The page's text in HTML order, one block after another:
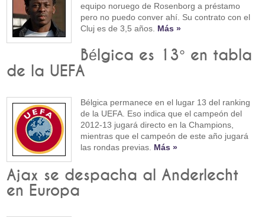
equipo noruego de Rosenborg a préstamo
pero no puedo conver ahí. Su contrato con el
Cluj es de 3,5 años. Más »
Bélgica es 13° en tabla
de la UEFA
Bélgica permanece en el lugar 13 del ranking
de la UEFA. Eso indica que el campeón del
2012-13 jugará directo en la Champions,
mientras que el campeón de este año jugará
las rondas previas. Más »
Ajax se despacha al Anderlecht
en Europa